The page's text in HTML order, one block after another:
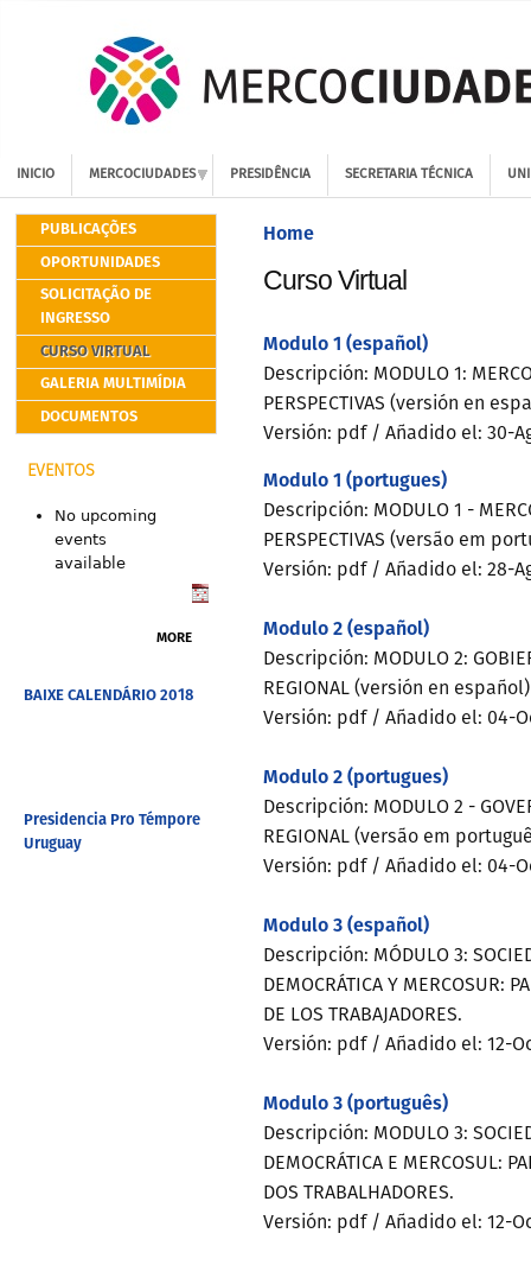
INICIO MERCOCIUDADES PRESIDÊNCIA SECRETARIA TÉCNICA
PUBLICAÇÕES
OPORTUNIDADES
SOLICITAÇÃO DE
INGRESSO
CURSO VIRTUAL
GALERIA MULTIMÍDIA
DOCUMENTOS
EVENTOS
No upcoming
events
available
MORE
BAIXE CALENDÁRIO 2018
Presidencia Pro Témpore
Uruguay
Home
Curso Virtual
Modulo 1 (español)
Descripción: MODULO 1:
PERSPECTIVAS (versión en
Versión: pdf / Añadido el: 30-
Modulo 1 (portugues)
Descripción: MODULO 1 -
PERSPECTIVAS (versão em
Versión: pdf / Añadido el: 28-
Modulo 2 (español)
Descripción: MODULO 2:
REGIONAL (versión en español)
Versión: pdf / Añadido el: 04-
Modulo 2 (portugues)
Descripción: MODULO 2 -
REGIONAL (versão em
Versión: pdf / Añadido el: 04-
Modulo 3 (español)
Descripción: MÓDULO 3:
DEMOCRÁTICA Y MERCOSUR:
DE LOS TRABAJADORES.
Versión: pdf / Añadido el: 12-
Modulo 3 (português)
Descripción: MODULO 3:
DEMOCRÁTICA E MERCOSUL:
DOS TRABALHADORES.
Versión: pdf / Añadido el: 12-